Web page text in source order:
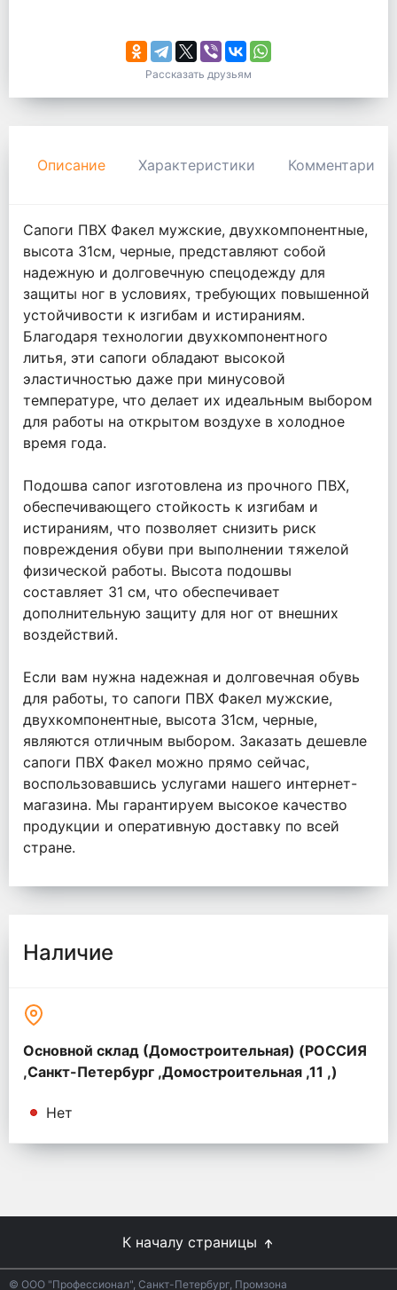
Рассказать друзьям
Описание Характеристики Комментарии
Сапоги ПВХ Факел мужские, двухкомпонентные,
высота 31см, черные, представляют собой
надежную и долговечную спецодежду для
защиты ног в условиях, требующих повышенной
устойчивости к изгибам и истираниям.
Благодаря технологии двухкомпонентного
литья, эти сапоги обладают высокой
эластичностью даже при минусовой
температуре, что делает их идеальным выбором
для работы на открытом воздухе в холодное
время года.
Подошва сапог изготовлена из прочного ПВХ,
обеспечивающего стойкость к изгибам и
истираниям, что позволяет снизить риск
повреждения обуви при выполнении тяжелой
физической работы. Высота подошвы
составляет 31 см, что обеспечивает
дополнительную защиту для ног от внешних
воздействий.
Если вам нужна надежная и долговечная обувь
для работы, то сапоги ПВХ Факел мужские,
двухкомпонентные, высота 31см, черные,
являются отличным выбором. Заказать дешевле
сапоги ПВХ Факел можно прямо сейчас,
воспользовавшись услугами нашего интернет-
магазина. Мы гарантируем высокое качество
продукции и оперативную доставку по всей
стране.
Наличие
Основной склад (Домостроительная) (РОССИЯ
,Санкт-Петербург ,Домостроительная ,11 ,)
Нет
К началу страницы
© ООО "Профессионал", Санкт-Петербург, Промзона